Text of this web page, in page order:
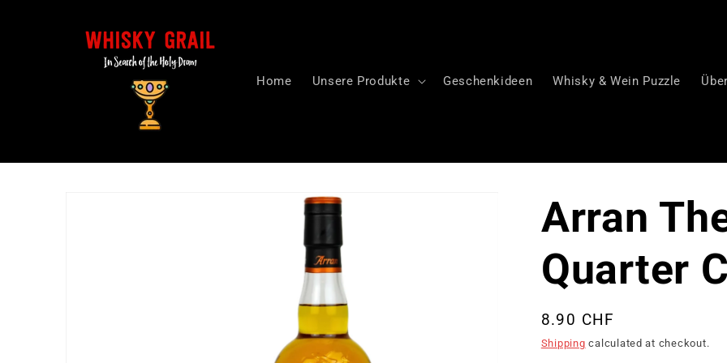
Home Unsere Produkte Geschenkideen Whisky & Wein Puzzle
Arran
Quarter
Regular
price
8.90 CHF
Shipping calculated at checkout.